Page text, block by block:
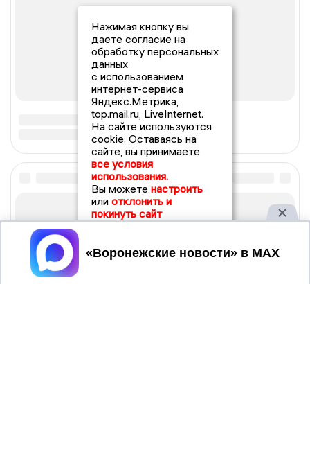
Нажимая кнопку вы
даете согласие на
обработку персональных
данных
с использованием
интернет-сервиса
Яндекс.Метрика,
top.mail.ru, LiveInternet.
На сайте используются
cookie. Оставаясь на
сайте, вы принимаете
все условия
использования.
Вы можете настроить
или отклонить и
покинуть сайт
Принять